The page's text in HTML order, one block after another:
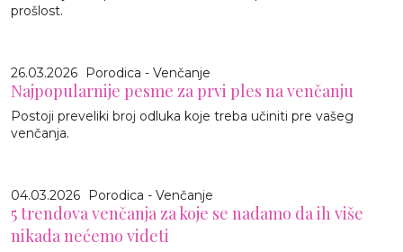
prošlost.
26.03.2026 Porodica - Venčanje
Najpopularnije pesme za prvi ples na venčanju
Postoji preveliki broj odluka koje treba učiniti pre vašeg
venčanja.
04.03.2026 Porodica - Venčanje
5 trendova venčanja za koje se nadamo da ih više
nikada nećemo videti